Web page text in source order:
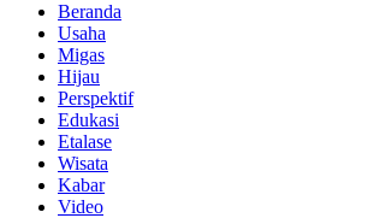
Beranda
Usaha
Migas
Hijau
Perspektif
Edukasi
Etalase
Wisata
Kabar
Video